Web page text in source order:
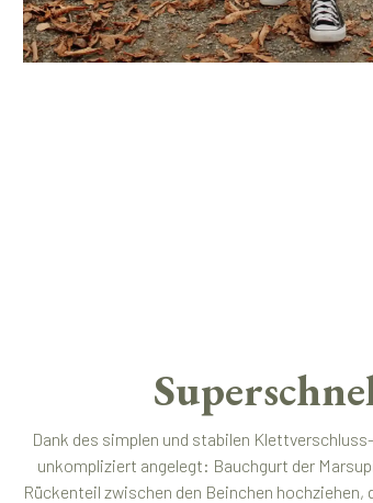
Dank des simplen und stabilen
unkompliziert angelegt: Bauchgurt der
Rückenteil zwischen den Beinchen